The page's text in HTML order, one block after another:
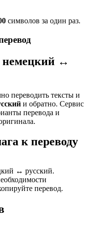
символов за один раз.
немецкий ↔
переводить тексты и
и обратно. Сервис
перевода и
к переводу
↔ русский.
перевод.